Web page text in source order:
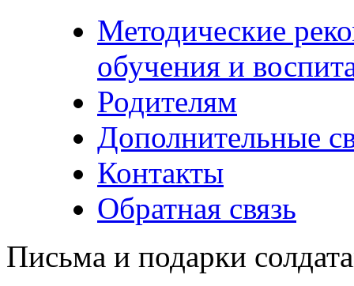
Методические
обучения и
Родителям
Дополнительные
Контакты
Обратная связь
Письма и подарки